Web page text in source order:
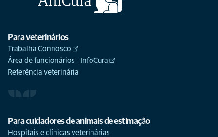
Para veterinários
Trabalha Connosco
Área de funcionários - InfoCura
Referência veterinária
Para cuidadores de animais de estimação
Hospitais e clínicas veterinárias